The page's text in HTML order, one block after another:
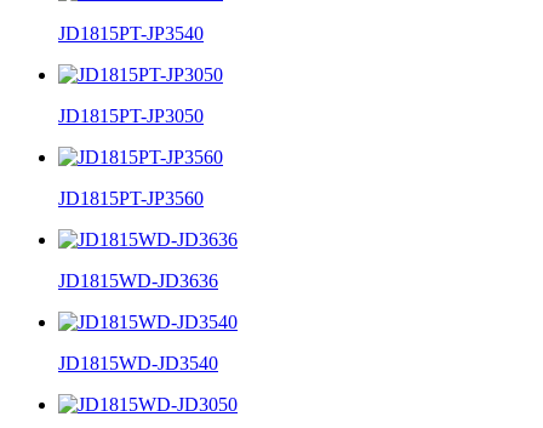
JD1815PT-JP3540
JD1815PT-JP3050
JD1815PT-JP3560
JD1815WD-JD3636
JD1815WD-JD3540